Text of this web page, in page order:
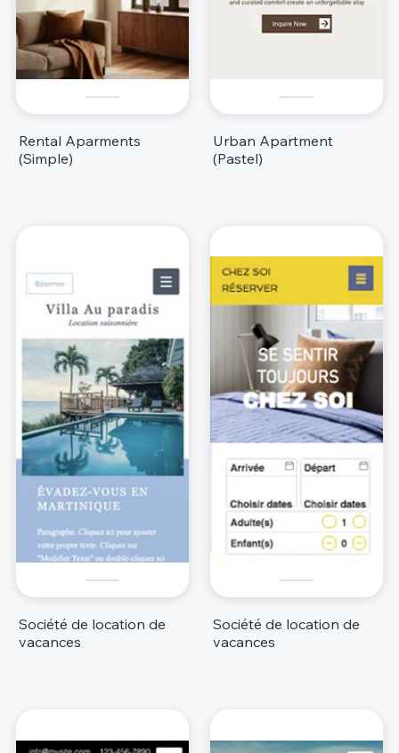
Rental Aparments
(Simple)
Urban Apartment
(Pastel)
Société de location de
vacances
Société de location de
vacances